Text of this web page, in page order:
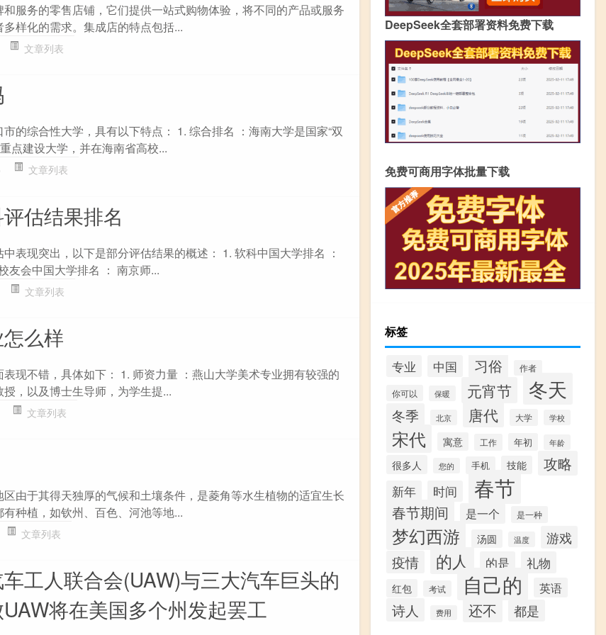
服务的零售店铺，它们提供一站式购物体验，将不同的产品或服务
样化的需求。集成店的特点包括...
文章列表
的综合性大学，具有以下特点： 1. 综合排名 ：海南大学是国家“双
点建设大学，并在海南省高校...
文章列表
估结果排名
表现突出，以下是部分评估结果的概述： 1. 软科中国大学排名 ：
友会中国大学排名 ： 南京师...
文章列表
么样
现不错，具体如下： 1. 师资力量 ：燕山大学美术专业拥有较强的
，以及博士生导师，为学生提...
文章列表
由于其得天独厚的气候和土壤条件，是菱角等水生植物的适宜生长
种植，如钦州、百色、河池等地...
文章列表
工人联合会(UAW)与三大汽车巨头的
将在美国多个州发起罢工
DeepSeek全套部署资料免费下载
免费可商用字体批量下载
标签
专业 中国 习俗 作者
你可以 保暖 元宵节 冬天
冬季 北京 唐代 大学 学校
宋代 寓意 工作 年初 年龄
很多人 您的 手机 技能 攻略
新年 时间 春节
春节期间 是一个 是一种
梦幻西游 汤圆 温度
游戏
疫情
的人 的是 礼物
红包 考试 自己的 英语
诗人 费用 还不 都是